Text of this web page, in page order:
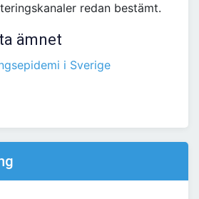
redan bestämt.
ämnet
i Sverige